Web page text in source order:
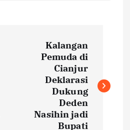
Kalangan
Pemuda di
Cianjur
Deklarasi
Dukung
Deden
Nasihin jadi
Bupati